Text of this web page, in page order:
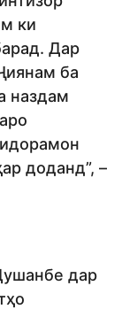
ки
Дар
ба
наздам
доданд”, –
дар